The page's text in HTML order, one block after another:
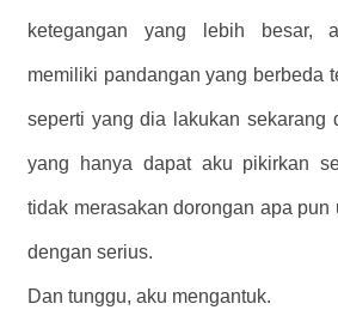
ketegangan yang lebih besar,
memiliki pandangan yang berbeda
seperti yang dia lakukan sekarang
yang hanya dapat aku pikirkan
tidak merasakan dorongan apa pun
dengan serius.
Dan tunggu, aku mengantuk.